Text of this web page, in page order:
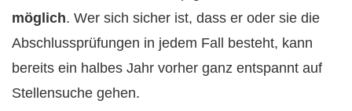
möglich. Wer sich sicher ist, dass er oder sie die
Abschlussprüfungen in jedem Fall besteht, kann
bereits ein halbes Jahr vorher ganz entspannt auf
Stellensuche gehen.